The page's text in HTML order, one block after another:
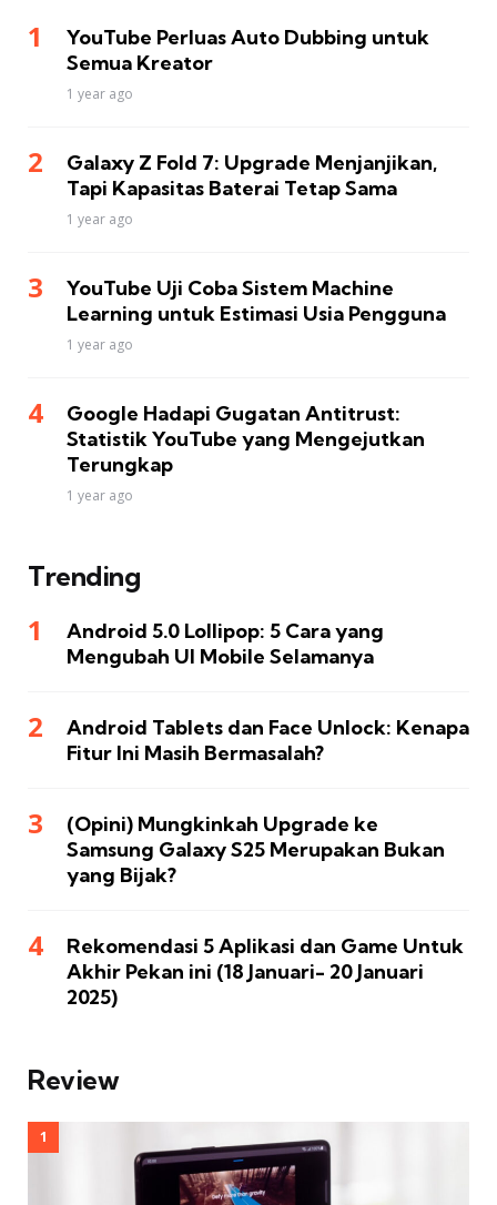
YouTube Perluas Auto Dubbing untuk
Semua Kreator
1 year ago
Galaxy Z Fold 7: Upgrade Menjanjikan,
Tapi Kapasitas Baterai Tetap Sama
1 year ago
YouTube Uji Coba Sistem Machine
Learning untuk Estimasi Usia Pengguna
1 year ago
Google Hadapi Gugatan Antitrust:
Statistik YouTube yang Mengejutkan
Terungkap
1 year ago
Trending
Android 5.0 Lollipop: 5 Cara yang
Mengubah UI Mobile Selamanya
Android Tablets dan Face Unlock: Kenapa
Fitur Ini Masih Bermasalah?
(Opini) Mungkinkah Upgrade ke
Samsung Galaxy S25 Merupakan Bukan
yang Bijak?
Rekomendasi 5 Aplikasi dan Game Untuk
Akhir Pekan ini (18 Januari- 20 Januari
2025)
Review